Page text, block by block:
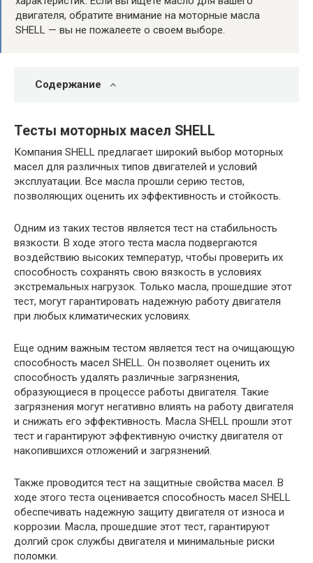
двигателя, обратите внимание на моторные масла
SHELL — вы не пожалеете о своем выборе.
Содержание
Тесты моторных масел SHELL
Компания SHELL предлагает широкий выбор моторных
масел для различных типов двигателей и условий
эксплуатации. Все масла прошли серию тестов,
позволяющих оценить их эффективность и стойкость.
Одним из таких тестов является тест на стабильность
вязкости. В ходе этого теста масла подвергаются
воздействию высоких температур, чтобы проверить их
способность сохранять свою вязкость в условиях
экстремальных нагрузок. Только масла, прошедшие этот
тест, могут гарантировать надежную работу двигателя
при любых климатических условиях.
Еще одним важным тестом является тест на очищающую
способность масел SHELL. Он позволяет оценить их
способность удалять различные загрязнения,
образующиеся в процессе работы двигателя. Такие
загрязнения могут негативно влиять на работу двигателя
и снижать его эффективность. Масла SHELL прошли этот
тест и гарантируют эффективную очистку двигателя от
накопившихся отложений и загрязнений.
Также проводится тест на защитные свойства масел. В
ходе этого теста оценивается способность масел SHELL
обеспечивать надежную защиту двигателя от износа и
коррозии. Масла, прошедшие этот тест, гарантируют
долгий срок службы двигателя и минимальные риски
поломки.